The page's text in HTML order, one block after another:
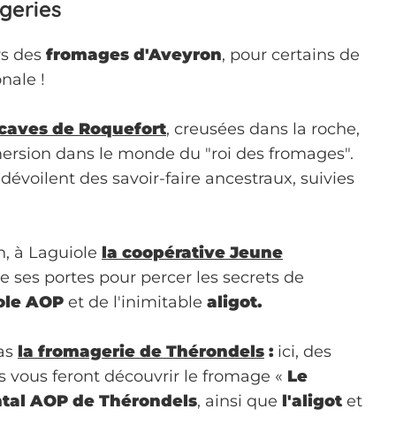
des fromages d'Aveyron, pour certains de
!
de Roquefort, creusées dans la roche,
dans le monde du "roi des fromages".
des savoir-faire ancestraux, suivies
à Laguiole la coopérative Jeune
ses portes pour percer les secrets de
AOP et de l'inimitable aligot.
la fromagerie de Thérondels : ici, des
vous feront découvrir le fromage « Le
AOP de Thérondels, ainsi que l'aligot et